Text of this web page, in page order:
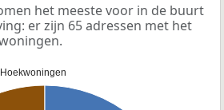
het meeste voor in de buurt
er zijn 65 adressen met het
Hoekwoningen